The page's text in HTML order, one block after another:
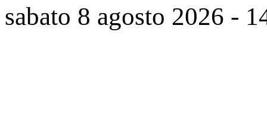
sabato 8 agosto 2026 -